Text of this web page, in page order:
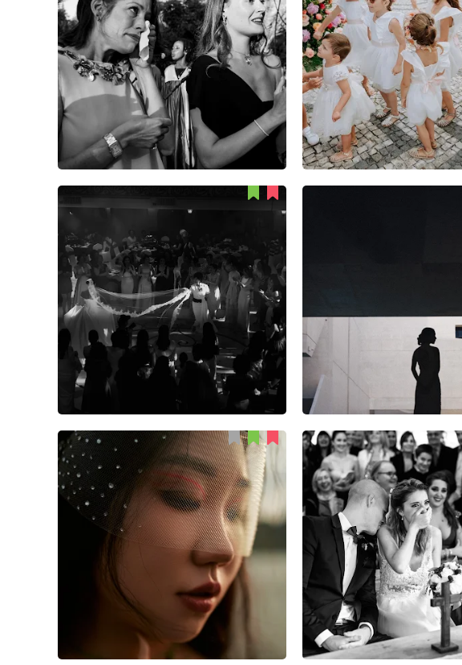
Fred Leloup
51 0 1
Valter Antunes
Mer Dan
54 1 0
Данил Прокопенко
0 2
Nicolas Golub
44 0